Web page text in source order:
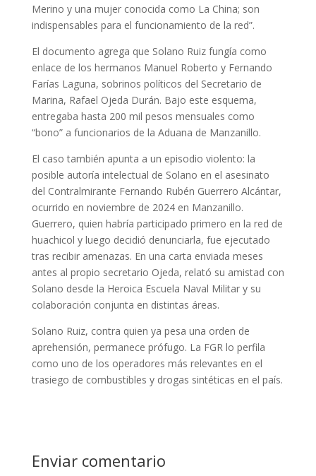
Merino y una mujer conocida como La China; son
indispensables para el funcionamiento de la red”.
El documento agrega que Solano Ruiz fungía como
enlace de los hermanos Manuel Roberto y Fernando
Farías Laguna, sobrinos políticos del Secretario de
Marina, Rafael Ojeda Durán. Bajo este esquema,
entregaba hasta 200 mil pesos mensuales como
“bono” a funcionarios de la Aduana de Manzanillo.
El caso también apunta a un episodio violento: la
posible autoría intelectual de Solano en el asesinato
del Contralmirante Fernando Rubén Guerrero Alcántar,
ocurrido en noviembre de 2024 en Manzanillo.
Guerrero, quien habría participado primero en la red de
huachicol y luego decidió denunciarla, fue ejecutado
tras recibir amenazas. En una carta enviada meses
antes al propio secretario Ojeda, relató su amistad con
Solano desde la Heroica Escuela Naval Militar y su
colaboración conjunta en distintas áreas.
Solano Ruiz, contra quien ya pesa una orden de
aprehensión, permanece prófugo. La FGR lo perfila
como uno de los operadores más relevantes en el
trasiego de combustibles y drogas sintéticas en el país.
Enviar comentario